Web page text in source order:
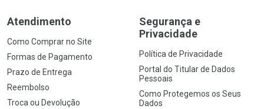
Atendimento
Como Comprar no Site
Formas de Pagamento
Prazo de Entrega
Reembolso
Troca ou Devolução
Segurança e
Privacidade
Política de Privacidade
Portal do Titular de Dados
Pessoais
Como Protegemos os Seus
Dados